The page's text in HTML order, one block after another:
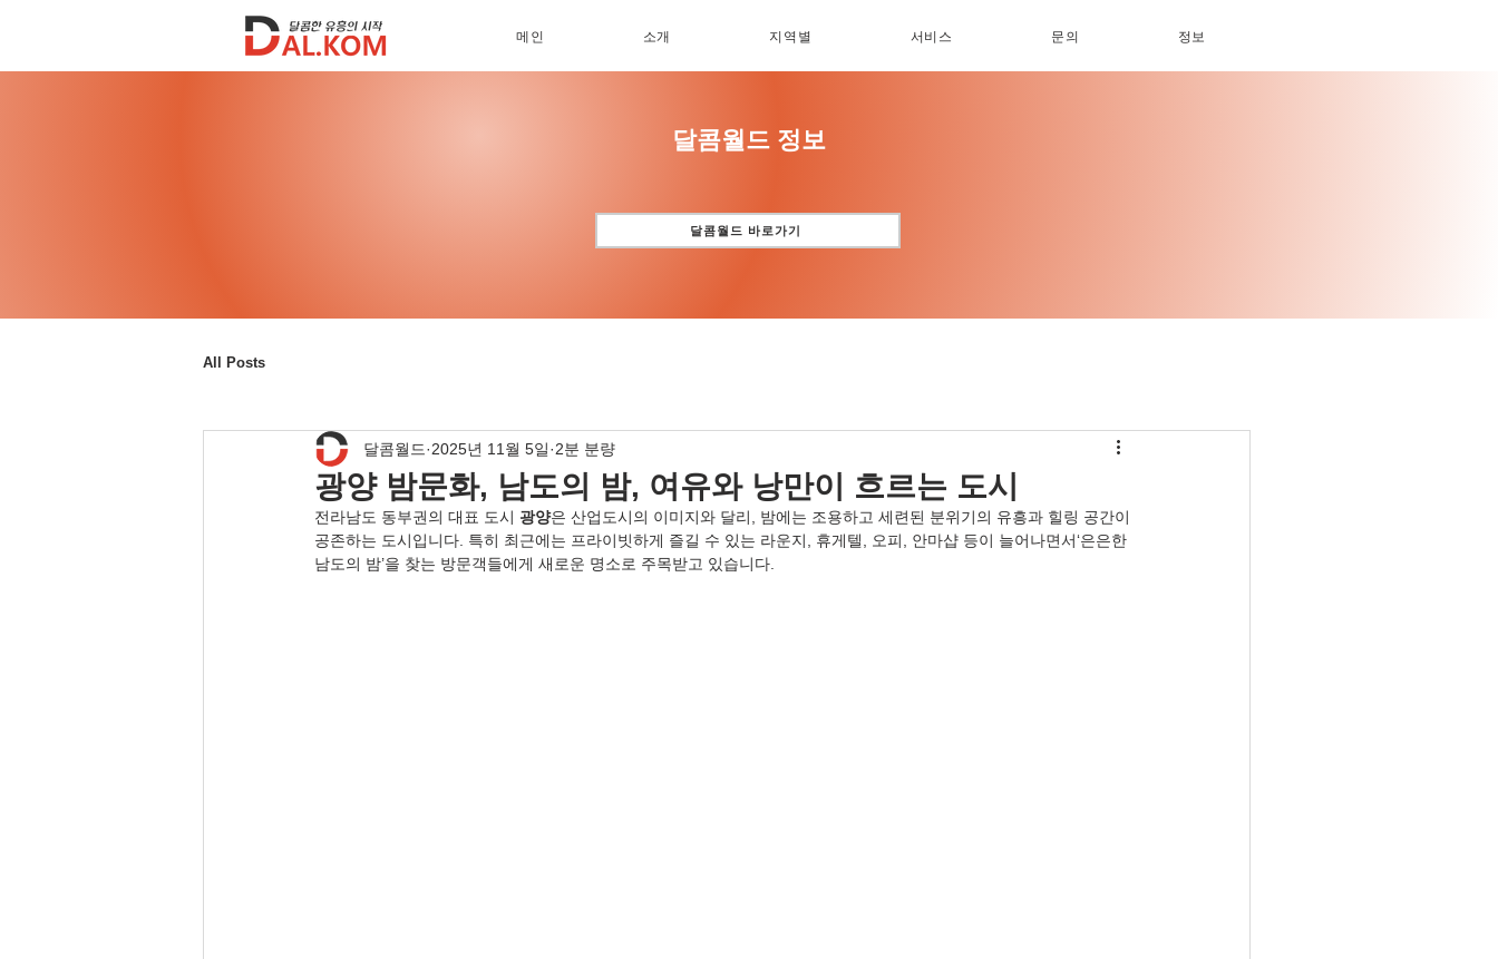
메인 소개 지역별 서비스 문의 정보
​달콤월드 정보
달콤월드 바로가기
All Posts
광양 밤문화, 남도의 밤, 여유와 낭만이 흐르는 도시
달콤월드 2025년 11월 5일 2분 분량
전라남도 동부권의 대표 도시 광양은 산업도시의 이미지와 달리, 밤에는 조용하고 세련된 분위기의 유흥과 힐링 공간이
공존하는 도시입니다. 특히 최근에는 프라이빗하게 즐길 수 있는 라운지, 휴게텔, 오피, 안마샵 등이 늘어나면서‘은은한
남도의 밤’을 찾는 방문객들에게 새로운 명소로 주목받고 있습니다.